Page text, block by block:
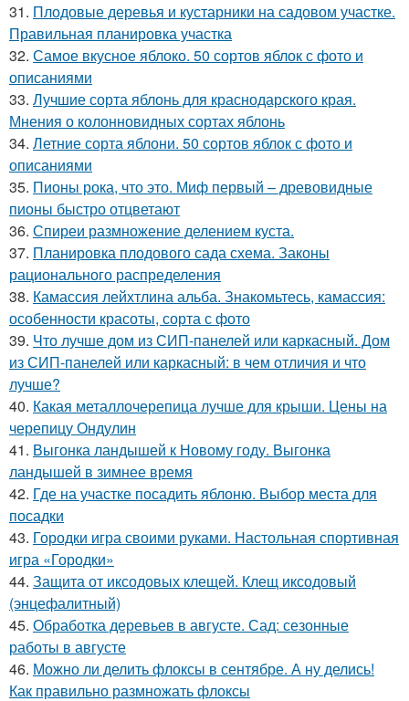
31. Плодовые деревья и кустарники на садовом участке.
Правильная планировка участка
32. Самое вкусное яблоко. 50 сортов яблок с фото и
описаниями
33. Лучшие сорта яблонь для краснодарского края.
Мнения о колонновидных сортах яблонь
34. Летние сорта яблони. 50 сортов яблок с фото и
описаниями
35. Пионы рока, что это. Миф первый – древовидные
пионы быстро отцветают
36. Спиреи размножение делением куста.
37. Планировка плодового сада схема. Законы
рационального распределения
38. Камассия лейхтлина альба. Знакомьтесь, камассия:
особенности красоты, сорта с фото
39. Что лучше дом из СИП-панелей или каркасный. Дом
из СИП-панелей или каркасный: в чем отличия и что
лучше?
40. Какая металлочерепица лучше для крыши. Цены на
черепицу Ондулин
41. Выгонка ландышей к Новому году. Выгонка
ландышей в зимнее время
42. Где на участке посадить яблоню. Выбор места для
посадки
43. Городки игра своими руками. Настольная спортивная
игра «Городки»
44. Защита от иксодовых клещей. Клещ иксодовый
(энцефалитный)
45. Обработка деревьев в августе. Сад: сезонные
работы в августе
46. Можно ли делить флоксы в сентябре. А ну делись!
Как правильно размножать флоксы